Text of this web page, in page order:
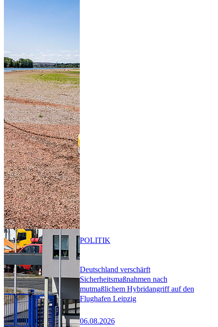
Deutschland verschärft
Sicherheitsmaßnahmen nach
mutmaßlichem Hybridangriff auf den
Flughafen Leipzig
06.08.2026
POLITIK